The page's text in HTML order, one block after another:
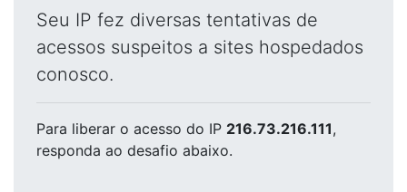
Seu IP fez diversas tentativas de
acessos suspeitos a sites hospedados
conosco.
Para liberar o acesso do IP 216.73.216.111,
responda ao desafio abaixo.